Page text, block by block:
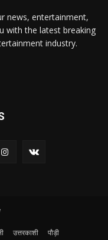
news, entertainment,
with the latest breaking
industry.
उत्तरकाशी
पौड़ी